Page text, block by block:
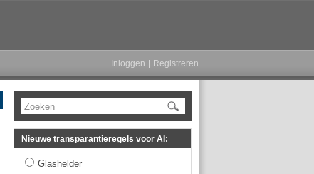
Inloggen Registreren
Zoeken
Nieuwe transparantieregels voor AI:
Glashelder